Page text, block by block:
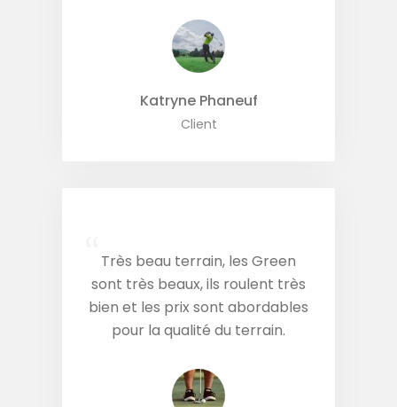
Katryne Phaneuf
Client
Très beau terrain, les Green
sont très beaux, ils roulent très
bien et les prix sont abordables
pour la qualité du terrain.